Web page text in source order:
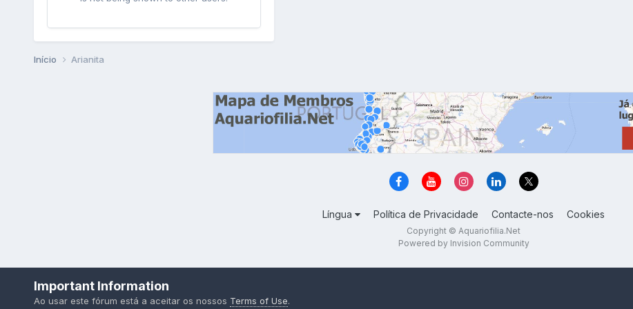
Início Arianita
Língua Política de Privacidade Contacte-nos Cookies
Copyright © Aquariofilia.Net
Powered by Invision Community
Important Information
Ao usar este fórum está a aceitar os nossos Terms of Use.